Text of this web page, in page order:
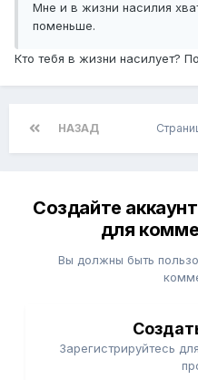
Мне и в жизни насилия
поменьше.
Кто тебя в жизни насилует?
НАЗАД
Создайте
для
Вы должны быть
Зарегистрируйтесь